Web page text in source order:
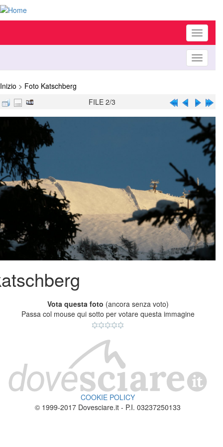
Toggle
Toggle
Inizio > Foto Katschberg
FILE 2/3
Vota questa foto (ancora senza voto)
Passa col mouse qui sotto per votare questa immagine
COOKIE POLICY
© 1999-2017 Dovesciare.it - P.I. 03237250133